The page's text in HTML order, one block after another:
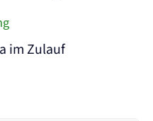
im Zulauf